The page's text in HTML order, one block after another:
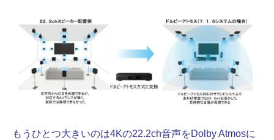
もうひとつ大きいのは4Kの22.2ch音声をDolby Atmosに